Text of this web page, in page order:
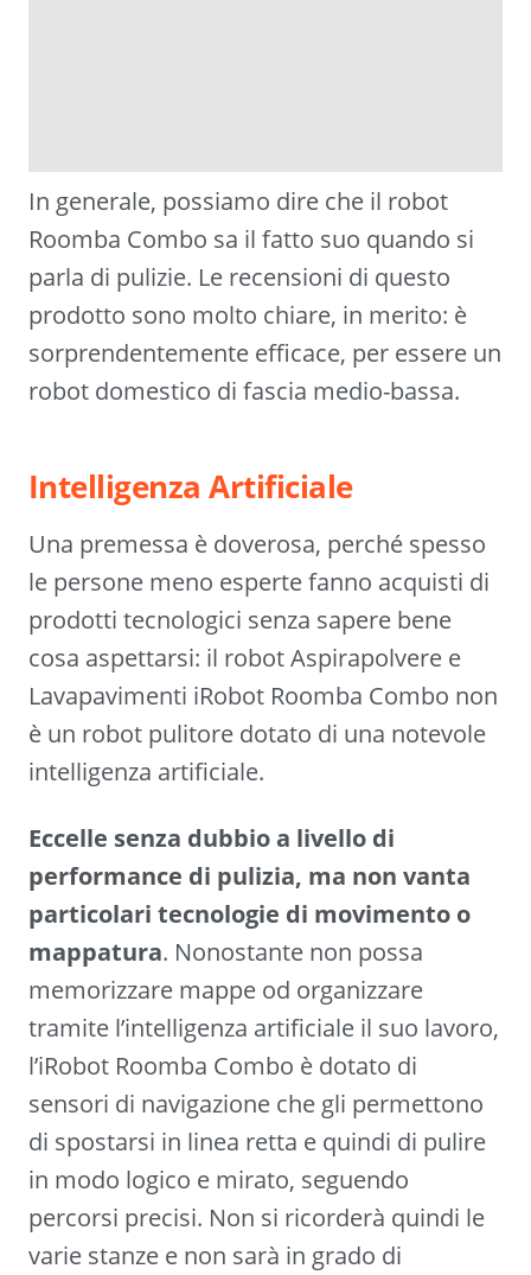
In generale, possiamo dire che il robot
Roomba Combo sa il fatto suo quando si
parla di pulizie. Le recensioni di questo
prodotto sono molto chiare, in merito: è
sorprendentemente efficace, per essere un
robot domestico di fascia medio-bassa.
Intelligenza Artificiale
Una premessa è doverosa, perché spesso
le persone meno esperte fanno acquisti di
prodotti tecnologici senza sapere bene
cosa aspettarsi: il robot Aspirapolvere e
Lavapavimenti iRobot Roomba Combo non
è un robot pulitore dotato di una notevole
intelligenza artificiale.
Eccelle senza dubbio a livello di
performance di pulizia, ma non vanta
particolari tecnologie di movimento o
mappatura. Nonostante non possa
memorizzare mappe od organizzare
tramite l’intelligenza artificiale il suo lavoro,
l’iRobot Roomba Combo è dotato di
sensori di navigazione che gli permettono
di spostarsi in linea retta e quindi di pulire
in modo logico e mirato, seguendo
percorsi precisi. Non si ricorderà quindi le
varie stanze e non sarà in grado di